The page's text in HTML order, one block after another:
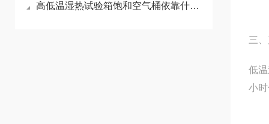
高低温湿热试验箱饱和空气桶依靠什么原理实现稳定湿度持续供给？
三
低
小